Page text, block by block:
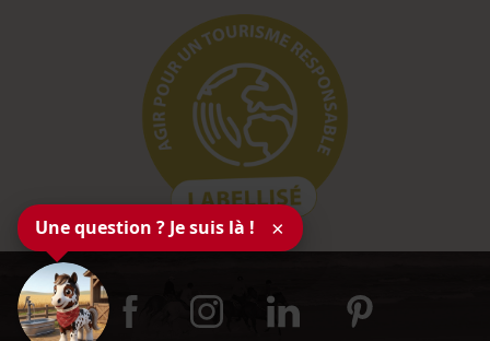
Une question ? Je suis là ! ×